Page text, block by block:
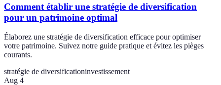
Comment établir une stratégie de diversification
pour un patrimoine optimal
Élaborez une stratégie de diversification efficace pour optimiser
votre patrimoine. Suivez notre guide pratique et évitez les pièges
courants.
stratégie de diversificationinvestissement
Aug 4